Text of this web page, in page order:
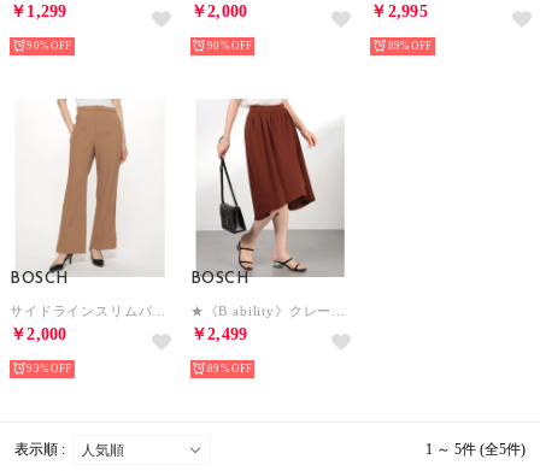
￥1,299
90%
￥2,000
90%
￥2,995
89%
BOSCH
￥2,000
93%
BOSCH
￥2,499
89%
表示順 : 1 ～ 5件 (全5件)